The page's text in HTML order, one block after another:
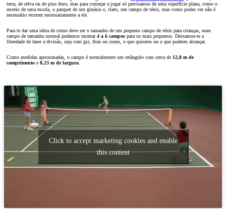
terra, de relva ou de piso duro, mas para começar a jogar só precisamos de uma superfície plana, como o
recreio de uma escola, o parquet de um ginásio e, claro, um campo de ténis, mas como podes ver não é
necessário recorrer necessariamente a ele.
Para te dar uma ideia de como deve ser o tamanho de um pequeno campo de ténis para crianças, num
campo de tamanho normal podemos montar4 a 6 campos para os mais pequenos. Deixamos-te a
liberdade de fazer a divisão, seja com giz, fitas ou cones, o que quiseres ou o que puderes alcançar.
Como medidas aproximadas, o campo é normalmente um retângulo com cerca de 12,8 m de
comprimento e 8,23 m de largura
Click to accept marketing cookies and enable
this content